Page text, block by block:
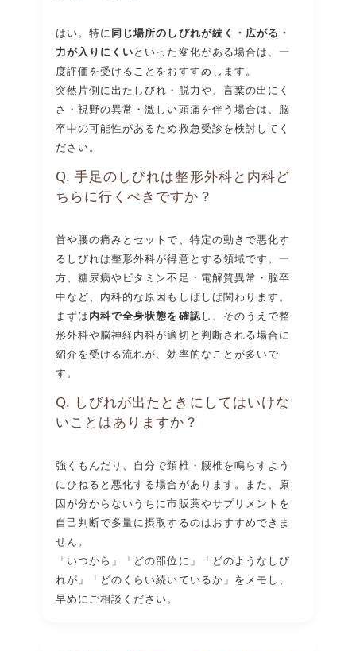
はい。特に同じ場所のしびれが続く・広がる・
力が入りにくいといった変化がある場合は、一
度評価を受けることをおすすめします。
突然片側に出たしびれ・脱力や、言葉の出にく
さ・視野の異常・激しい頭痛を伴う場合は、脳
卒中の可能性があるため救急受診を検討してく
ださい。
Q. 手足のしびれは整形外科と内科ど
ちらに行くべきですか？
首や腰の痛みとセットで、特定の動きで悪化す
るしびれは整形外科が得意とする領域です。一
方、糖尿病やビタミン不足・電解質異常・脳卒
中など、内科的な原因もしばしば関わります。
まずは内科で全身状態を確認し、そのうえで整
形外科や脳神経内科が適切と判断される場合に
紹介を受ける流れが、効率的なことが多いで
す。
Q. しびれが出たときにしてはいけな
いことはありますか？
強くもんだり、自分で頚椎・腰椎を鳴らすよう
にひねると悪化する場合があります。また、原
因が分からないうちに市販薬やサプリメントを
自己判断で多量に摂取するのはおすすめできま
せん。
「いつから」「どの部位に」「どのようなしび
れが」「どのくらい続いているか」をメモし、
早めにご相談ください。